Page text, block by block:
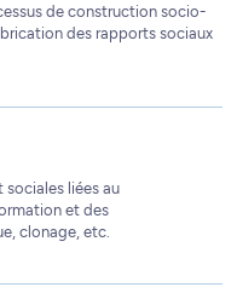
de construction socio-
des rapports sociaux
liées au
et des
clonage, etc.